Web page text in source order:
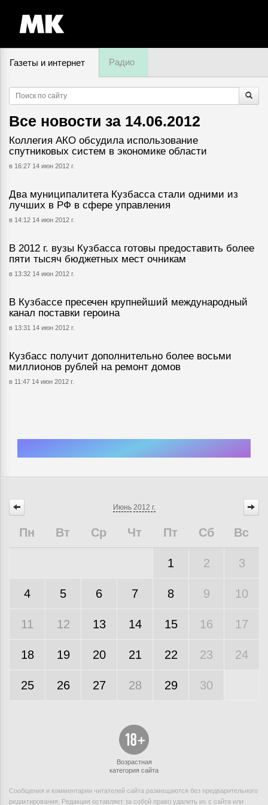
Газеты и интернет Радио
Все новости за 14.06.2012
Коллегия АКО обсудила использование
спутниковых систем в экономике области
в 16:27 14 июн 2012 г.
Два муниципалитета Кузбасса стали одними из
лучших в РФ в сфере управления
в 14:12 14 июн 2012 г.
В 2012 г. вузы Кузбасса готовы предоставить более
пяти тысяч бюджетных мест очникам
в 13:32 14 июн 2012 г.
В Кузбассе пресечен крупнейший международный
канал поставки героина
в 13:31 14 июн 2012 г.
Кузбасс получит дополнительно более восьми
миллионов рублей на ремонт домов
в 11:47 14 июн 2012 г.
Июнь 2012 г.
Пн Вт Ср Чт Пт Сб Вс
1 2 3
4 5 6 7 8 9 10
11 12 13 14 15 16 17
18 19 20 21 22 23 24
25 26 27 28 29 30
Возрастная
категория сайта
Сообщения и комментарии читателей сайта размещаются без предварительного
редактирования. Редакция оставляет за собой право удалить их с сайта или